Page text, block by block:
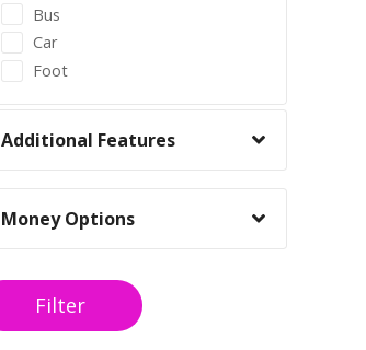
Bus
Car
Foot
Additional Features
Money Options
Filter